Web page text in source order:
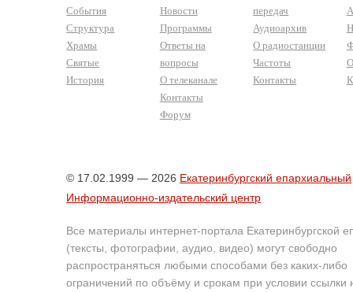
События
Структура
Храмы
Святые
История
Новости
Программы
Ответы на
вопросы
О телеканале
Контакты
Форум
передач
Аудиоархив
О радиостанции
Частоты
Контакты
© 17.02.1999 — 2026 Екатеринбургский епархиальный
Информационно-издательский центр
Все материалы интернет-портала Екатеринбургской
(тексты, фотографии, аудио, видео) могут свободно
распространяться любыми способами без каких-либо
ограничений по объёму и срокам при условии ссылки